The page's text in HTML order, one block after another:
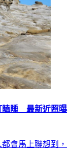
瞌睡 最新近照曝
會馬上聯想到，